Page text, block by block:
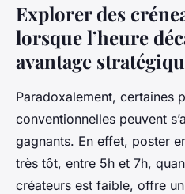
Explorer des
lorsque l’heure
avantage
Paradoxalement, certaines
conventionnelles peuvent
gagnants. En effet, poster
très tôt, entre 5h et 7h,
créateurs est faible, offre